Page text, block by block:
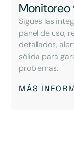
Monitoreo
Sigues las
panel de uso,
detallados,
sólida para
problemas.
MÁS